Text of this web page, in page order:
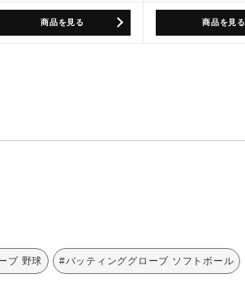
商品を見る 商品を見る
ブ 野球 #バッティンググローブ ソフトボール